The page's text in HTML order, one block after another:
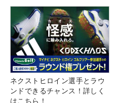
ネクストヒロイン選手とラウ
ンドできるチャンス！詳しく
はこちら！